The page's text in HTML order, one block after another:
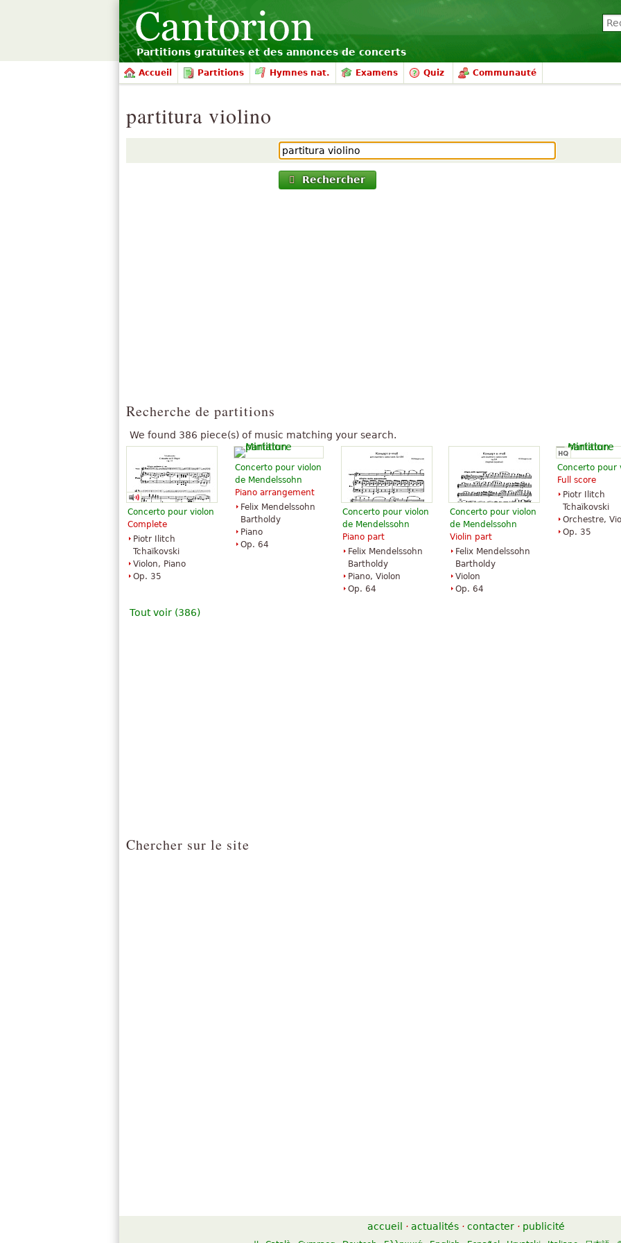
Partitions gratuites et des annonces de concerts
Accueil Partitions Hymnes nat. Examens Quiz Communauté
partitura violino
Rechercher
Recherche de partitions
We found 386 piece(s) of music matching your search.
Concerto pour violon
Complete
Piotr Ilitch
Tchaïkovski
Violon, Piano
Op. 35
Concerto pour violon
de Mendelssohn
Piano arrangement
Felix Mendelssohn
Bartholdy
Piano
Op. 64
Concerto pour violon
de Mendelssohn
Piano part
Felix Mendelssohn
Bartholdy
Piano, Violon
Op. 64
Concerto pour violon
de Mendelssohn
Violin part
Felix Mendelssohn
Bartholdy
Violon
Op. 64
Concerto pour
Full score
Piotr Ilitch
Tchaïkovski
Orchestre,
Op. 35
Tout voir (386)
Chercher sur le site
accueil · actualités · contacter · publicité